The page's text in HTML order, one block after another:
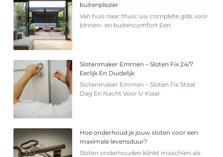
buitenplezier
Van huis naar thuis: uw complete gids voor
binnen- en buitencomfort Een
Slotenmaker Emmen – Sloten Fix 24/7
Eerlijk En Duidelijk
Slotenmaker Emmen – Sloten Fix Staat
Dag En Nacht Voor U Klaar
Hoe onderhoud je jouw sloten voor een
maximale levensduur?
Sloten onderhouden klinkt misschien als